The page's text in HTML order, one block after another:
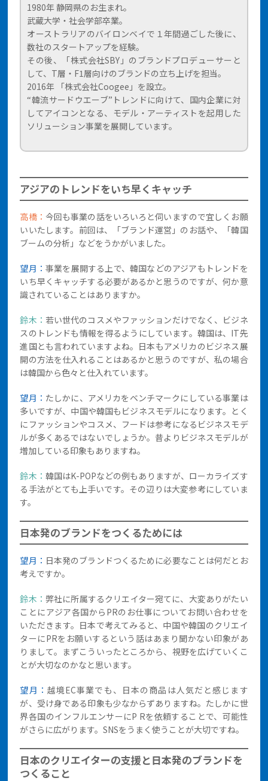
1980年 静岡県のお生まれ。
武蔵大学・社会学部卒業。
オーストラリアのバイロンベイで１年間過ごした後に、
数社のスタートアップを経験。
その後、「株式会社SBY」のブランドプロデューサーと
して、T層・F1層向けのブランドの立ち上げを担当。
2016年 「株式会社Coogee」を設立。
“韓流サードウエーブ”トレンドに向けて、国内企業に対
してアイコンとなる、モデル・アーティストを起用した
ソリューション事業を展開しています。
アジアのトレンドをいち早くキャッチ
高橋： 今回も事業の話をいろいろと伺いますので宜しくお願
いいたします。前回は、「ブランド運営」のお話や、「韓国
ブームの分析」などをうかがいました。
望月：事業を展開する上で、韓国などのアジアもトレンドを
いち早くキャッチする必要があるかと思うのですが、何か意
識されていることはありますか。
鈴木： 若い世代のコスメやファッションだけでなく、ビジネ
スのトレンドも情報を得るようにしています。韓国は、IT先
進国とも言われていますよね。日本もアメリカのビジネス展
開の方法を仕入れることはあるかと思うのですが、私の場合
は韓国から色々と仕入れています。
望月： たしかに、アメリカをベンチマークにしている事業は
多いですが、中国や韓国もビジネスモデルになります。とく
にファッションやコスメ、フードは参考になるビジネスモデ
ルが多くあるではないでしょうか。昔よりビジネスモデルが
増加している印象もありますね。
鈴木： 韓国はK-POPなどの例もありますが、ローカライズす
る手法がとても上手いです。その辺りは大変参考にしていま
す。
日本発のブランドをつくるためには
望月： 日本発のブランドつくるために必要なことは何だとお
考えですか。
鈴木： 弊社に所属するクリエイター宛てに、大変ありがたい
ことにアジア各国からPRのお仕事についてお問い合わせを
いただきます。日本で考えてみると、中国や韓国のクリエイ
ターにPRをお願いするという話はあまり聞かない印象があ
りまして。まずこういったところから、視野を広げていくこ
とが大切なのかなと思います。
望月： 越境EC事業でも、日本の商品は人気だと感じます
が、受け身である印象も少なからずありますね。たしかに世
界各国のインフルエンサーにP Rを依頼することで、可能性
がさらに広がります。SNSをうまく使うことが大切ですね。
日本のクリエイターの支援と日本発のブランドを
つくること